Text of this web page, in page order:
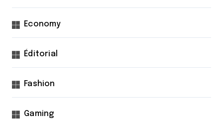
Economy
Éditorial
Fashion
Gaming